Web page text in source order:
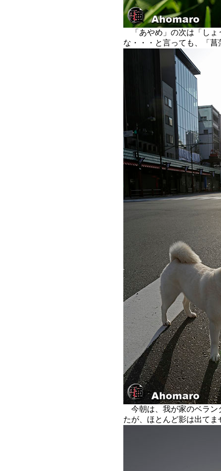
「あやめ」の次は「しょ
な・・・と言っても、「
今朝は、我が家のベラン
たが、ほとんど影は出てま